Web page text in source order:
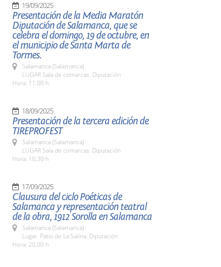
19/09/2025
Presentación de la Media Maratón
Diputación de Salamanca, que se
celebra el domingo, 19 de octubre, en
el municipio de Santa Marta de
Tormes.
Salamanca (Salamanca)
LUGAR Sala de comarcas. Diputación
Hora: 11,00 h.
18/09/2025
Presentación de la tercera edición de
TIREPROFEST
Salamanca (Salamanca)
LUGAR Sala de comarcas. Diputación
Hora: 10,30 h
17/09/2025
Clausura del ciclo Poéticas de
Salamanca y representación teatral
de la obra, 1912 Sorolla en Salamanca
Salamanca (Salamanca)
Lugar: Patio de La Salina. Diputación
Hora: 20,00 h